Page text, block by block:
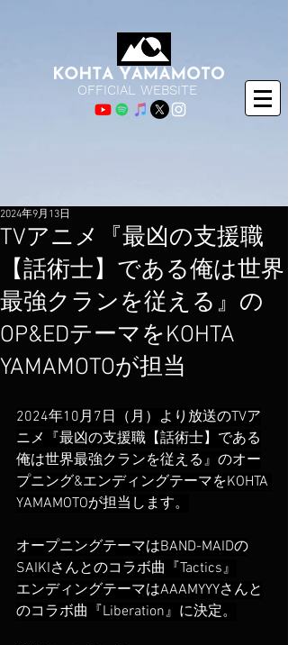
OFFICIAL WEBSITE
TVアニメ『最凶の支援職
【話術士】である俺は世界
最強クランを従える』の
OP&EDテーマをKOHTA
YAMAMOTOが担当
2024年9月13日
2024年10月7日（月）より放送のTVア
ニメ『最凶の支援職【話術士】である
俺は世界最強クランを従える』のオー
プニング&エンディングテーマをKOHTA
YAMAMOTOが担当します。
オープニングテーマはBAND-MAIDの
SAIKIさんとのコラボ曲『Tactics』
エンディングテーマはAAAMYYYさんと
のコラボ曲『Liberation』に決定。